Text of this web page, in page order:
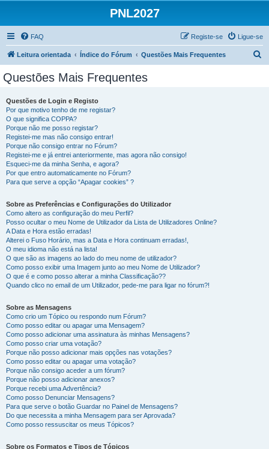
PNL2027
FAQ Ligue-se
Registe-se
Leitura orientada Índice do Fórum Questões Mais Frequentes
Questões Mais Frequentes
Questões de Login e Registo
Por que motivo tenho de me registar?
O que significa COPPA?
Porque não me posso registar?
Registei-me mas não consigo entrar!
Porque não consigo entrar no Fórum?
Registei-me e já entrei anteriormente, mas agora não consigo!
Esqueci-me da minha Senha, e agora?
Por que entro automaticamente no Fórum?
Para que serve a opção “Apagar cookies” ?
Sobre as Preferências e Configurações do Utilizador
Como altero as configuração do meu Perfil?
Posso ocultar o meu Nome de Utilizador da Lista de Utilizadores Online?
A Data e Hora estão erradas!
Alterei o Fuso Horário, mas a Data e Hora continuam erradas!,
O meu idioma não está na lista!
O que são as imagens ao lado do meu nome de utilizador?
Como posso exibir uma Imagem junto ao meu Nome de Utilizador?
O que é e como posso alterar a minha Classificação??
Quando clico no email de um Utilizador, pede-me para ligar no fórum?!
Sobre as Mensagens
Como crio um Tópico ou respondo num Fórum?
Como posso editar ou apagar uma Mensagem?
Como posso adicionar uma assinatura às minhas Mensagens?
Como posso criar uma votação?
Porque não posso adicionar mais opções nas votações?
Como posso editar ou apagar uma votação?
Porque não consigo aceder a um fórum?
Porque não posso adicionar anexos?
Porque recebi uma Advertência?
Como posso Denunciar Mensagens?
Para que serve o botão Guardar no Painel de Mensagens?
Do que necessita a minha Mensagem para ser Aprovada?
Como posso ressuscitar os meus Tópicos?
Sobre os Formatos e Tipos de Tópicos